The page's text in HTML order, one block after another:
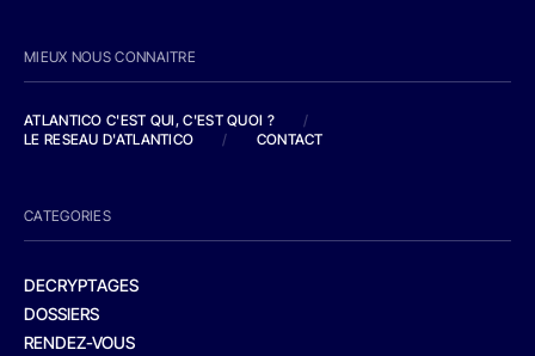
MIEUX NOUS CONNAITRE
ATLANTICO C'EST QUI, C'EST QUOI ?
/
LE RESEAU D'ATLANTICO
/ CONTACT
CATEGORIES
DECRYPTAGES
DOSSIERS
RENDEZ-VOUS